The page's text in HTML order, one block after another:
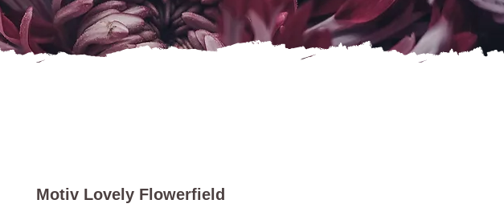
Motiv Lovely Flowerfield